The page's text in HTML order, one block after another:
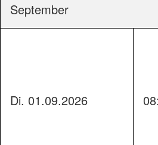
September
Di. 01.09.2026